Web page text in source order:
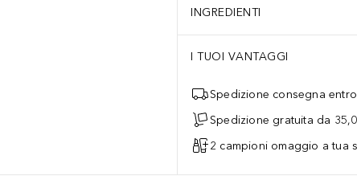
INGREDIENTI
I TUOI VANTAGGI
Spedizione consegna
Spedizione gratuita da
2 campioni omaggio a tua